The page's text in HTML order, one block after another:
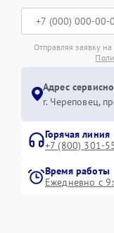
Отправляя заявку
Адрес
г. Череповец,
Горячая линия
+7 (800) 301-
Время работы
Ежедневно с